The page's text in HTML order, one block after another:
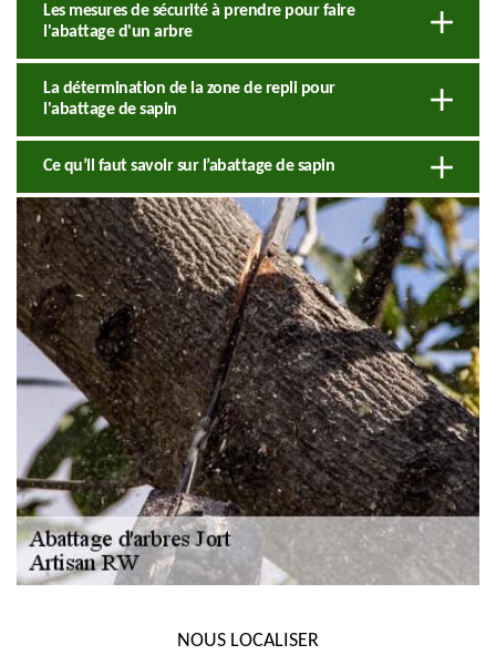
Les mesures de sécurité à prendre pour faire
l'abattage d'un arbre
La détermination de la zone de repli pour
l'abattage de sapin
Ce qu’il faut savoir sur l’abattage de sapin
NOUS LOCALISER